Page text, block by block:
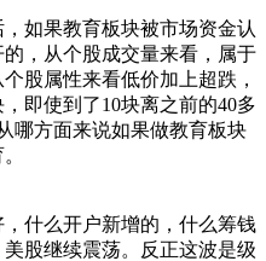
如果教育板块被市场资金认
，从个股成交量来看，属于
股属性来看低价加上超跌，
即使到了10块离之前的40多
哪方面来说如果做教育板块
什么开户新增的，什么筹钱
股继续震荡。反正这波是级